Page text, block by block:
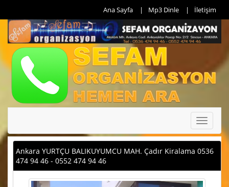
Ana Sayfa Mp3 Dinle İletişim
Toggle
Ankara YURTÇU BALIKUYUMCU MAH. Çadır Kiralama 0536
474 94 46 - 0552 474 94 46